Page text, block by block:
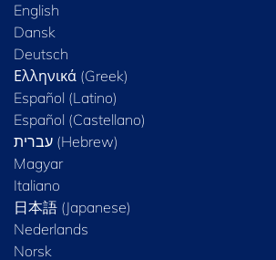
English
Dansk
Deutsch
Ελληνικά (Greek)
Español (Latino)
Español (Castellano)
Magyar
Italiano
日本語 (Japanese)
Nederlands
Norsk